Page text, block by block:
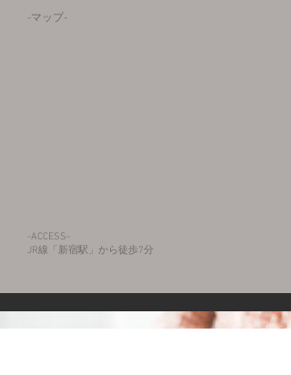
​-マップ-
-ACCESS-
​JR線「新宿駅」から徒歩7分